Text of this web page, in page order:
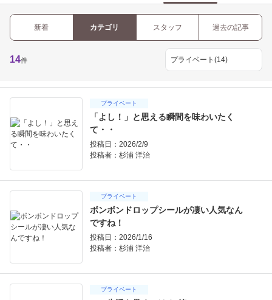
新着 カテゴリ スタッフ 過去の記事
14件
プライベート
「よし！」と思える瞬間を味わいたく
て・・
投稿日：2026/2/9
投稿者： 杉浦 洋治
プライベート
ボンボンドロップシールが凄い人気なん
ですね！
投稿日：2026/1/16
投稿者： 杉浦 洋治
プライベート